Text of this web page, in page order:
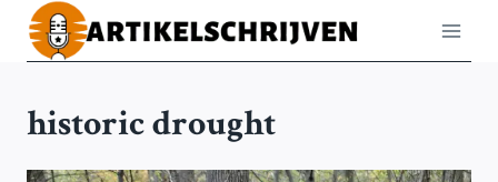
Doorgaan
naar
historic drought